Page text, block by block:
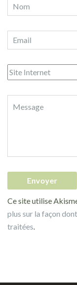
Ce site utilise
plus sur la façon
traitées